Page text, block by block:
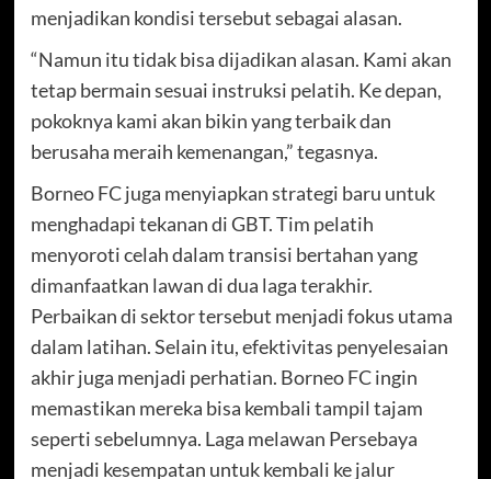
menjadikan kondisi tersebut sebagai alasan.
“Namun itu tidak bisa dijadikan alasan. Kami akan
tetap bermain sesuai instruksi pelatih. Ke depan,
pokoknya kami akan bikin yang terbaik dan
berusaha meraih kemenangan,” tegasnya.
Borneo FC juga menyiapkan strategi baru untuk
menghadapi tekanan di GBT. Tim pelatih
menyoroti celah dalam transisi bertahan yang
dimanfaatkan lawan di dua laga terakhir.
Perbaikan di sektor tersebut menjadi fokus utama
dalam latihan. Selain itu, efektivitas penyelesaian
akhir juga menjadi perhatian. Borneo FC ingin
memastikan mereka bisa kembali tampil tajam
seperti sebelumnya. Laga melawan Persebaya
menjadi kesempatan untuk kembali ke jalur